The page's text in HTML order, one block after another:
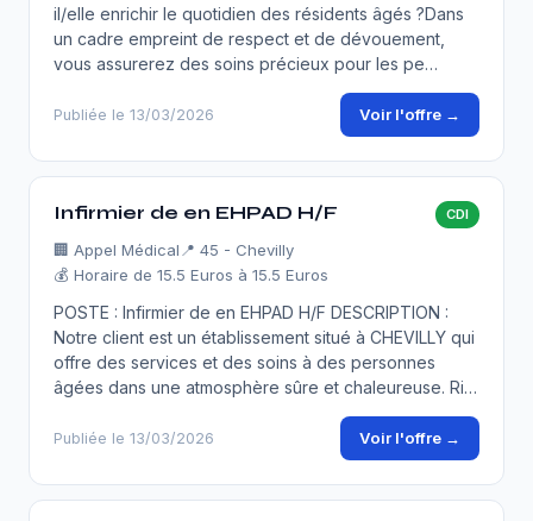
il/elle enrichir le quotidien des résidents âgés ?Dans
un cadre empreint de respect et de dévouement,
vous assurerez des soins précieux pour les pe…
Publiée le 13/03/2026 Voir l'offre →
Infirmier de en EHPAD H/F CDI
🏢 Appel Médical 📍 45 - Chevilly
💰 Horaire de 15.5 Euros à 15.5 Euros
POSTE : Infirmier de en EHPAD H/F DESCRIPTION :
Notre client est un établissement situé à CHEVILLY qui
offre des services et des soins à des personnes
âgées dans une atmosphère sûre et chaleureuse. Ri…
Publiée le 13/03/2026 Voir l'offre →